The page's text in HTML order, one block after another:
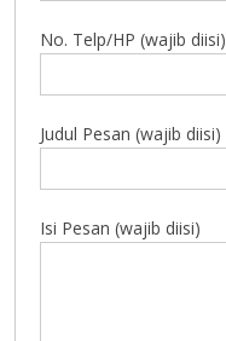
No. Telp/HP (wajib diisi)
Judul Pesan (wajib diisi)
Isi Pesan (wajib diisi)